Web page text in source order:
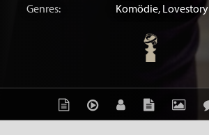
Genres:
Komödie, Lovestory